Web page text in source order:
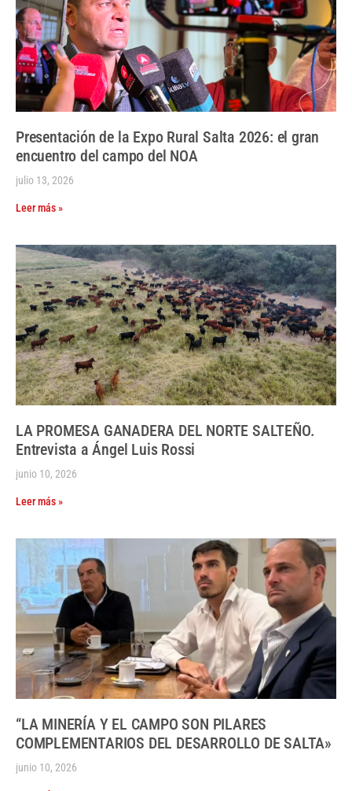
Presentación de la Expo Rural Salta 2026: el gran
encuentro del campo del NOA
julio 13, 2026
Leer más »
LA PROMESA GANADERA DEL NORTE SALTEÑO.
Entrevista a Ángel Luis Rossi
junio 10, 2026
Leer más »
“LA MINERÍA Y EL CAMPO SON PILARES
COMPLEMENTARIOS DEL DESARROLLO DE SALTA»
junio 10, 2026